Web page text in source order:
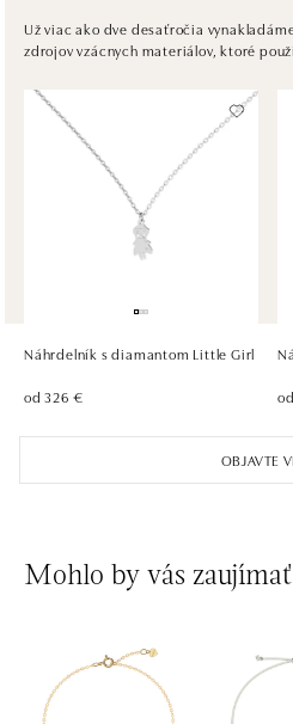
Plzeňská 8, 150 00 Praha 5 - Anděl
tel.: +420736509250
ALOve OC Olympia,
U Dálnice 777, 664 42 Brno
tel.: +420604389337
dnes otvorené do 21:00
Chlumecká 765/6, 198 19 Praha 9
dnes otvorené do 21:00
ALOve Westfield, Praha
Roztylská 2321/19, 148 00 Praha 4
tel.: +420730524389
Už viac ako dve desaťročia
zdrojov vzácnych materiálov, ktoré
OBJAVTE
Náhrdelník s diamantom Little Girl
od 326 €
Mohlo by vás zaujímať